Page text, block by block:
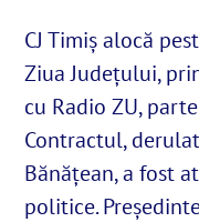
Despre noi
English
SUSȚINE
CJ Timiș alocă
Ziua Județului,
cu Radio ZU,
Contractul,
Bănățean, a fost
politice.